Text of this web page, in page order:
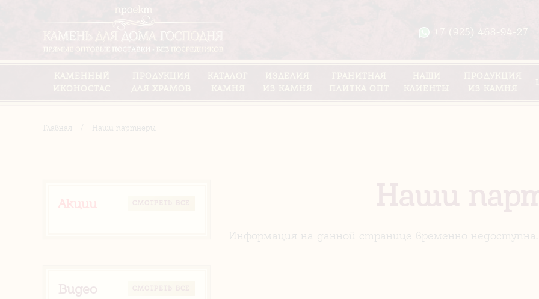
+7 (925) 468-94-27
Главная Наши партнеры
Информация на данной странице временно
Акции
Видео